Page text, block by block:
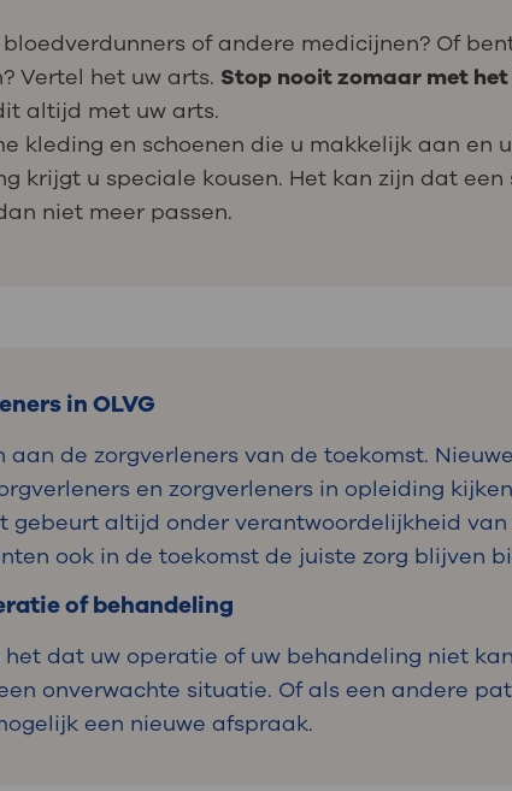
of andere medicijnen? Of
Vertel het uw arts. Stop nooit zomaar met
altijd met uw arts.
kleding en schoenen die u makkelijk aan en
krijgt u speciale kousen. Het kan zijn dat
niet meer passen.
in OLVG
aan de zorgverleners van de toekomst.
en zorgverleners in opleiding
gebeurt altijd onder verantwoordelijkheid
ook in de toekomst de juiste zorg blijven
of behandeling
het dat uw operatie of uw behandeling niet
onverwachte situatie. Of als een andere
een nieuwe afspraak.